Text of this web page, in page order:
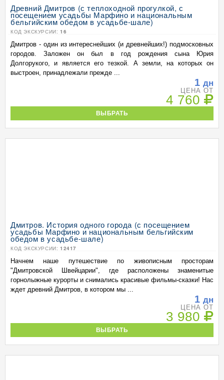
Древний Дмитров (с теплоходной прогулкой, с
посещением усадьбы Марфино и национальным
бельгийским обедом в усадьбе-шале)
КОД ЭКСКУРСИИ: 16
Дмитров - один из интереснейших (и древнейших!) подмосковных
городов. Заложен он был в год рождения сына Юрия
Долгорукого, и является его тезкой. А земли, на которых он
выстроен, принадлежали прежде ...
1 дн
ЦЕНА ОТ
4 760
ВЫБРАТЬ
Дмитров. История одного города (с посещением
усадьбы Марфино и национальным бельгийским
обедом в усадьбе-шале)
КОД ЭКСКУРСИИ: 12417
Начнем наше путешествие по живописным просторам
"Дмитровской Швейцарии", где расположены знаменитые
горнолыжные курорты и снимались красивые фильмы-сказки! Нас
ждет древний Дмитров, в котором мы ...
1 дн
ЦЕНА ОТ
3 980
ВЫБРАТЬ